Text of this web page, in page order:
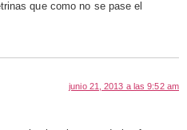
que como no se pase el
junio 21, 2013 a las 9:52 am